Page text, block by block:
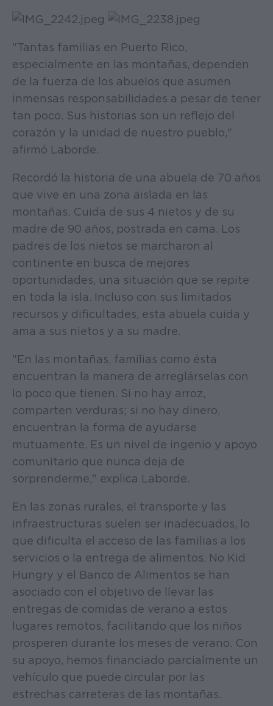
"Tantas familias en Puerto Rico,
especialmente en las montañas, dependen
de la fuerza de los abuelos que asumen
inmensas responsabilidades a pesar de tener
tan poco. Sus historias son un reflejo del
corazón y la unidad de nuestro pueblo,"
afirmó Laborde.
Recordó la historia de una abuela de 70 años
que vive en una zona aislada en las
montañas. Cuida de sus 4 nietos y de su
madre de 90 años, postrada en cama. Los
padres de los nietos se marcharon al
continente en busca de mejores
oportunidades, una situación que se repite
en toda la isla. Incluso con sus limitados
recursos y dificultades, esta abuela cuida y
ama a sus nietos y a su madre.
"En las montañas, familias como ésta
encuentran la manera de arreglárselas con
lo poco que tienen. Si no hay arroz,
comparten verduras; si no hay dinero,
encuentran la forma de ayudarse
mutuamente. Es un nivel de ingenio y apoyo
comunitario que nunca deja de
sorprenderme," explica Laborde.
En las zonas rurales, el transporte y las
infraestructuras suelen ser inadecuados, lo
que dificulta el acceso de las familias a los
servicios o la entrega de alimentos. No Kid
Hungry y el Banco de Alimentos se han
asociado con el objetivo de llevar las
entregas de comidas de verano a estos
lugares remotos, facilitando que los niños
prosperen durante los meses de verano. Con
su apoyo, hemos financiado parcialmente un
vehículo que puede circular por las
estrechas carreteras de las montañas.